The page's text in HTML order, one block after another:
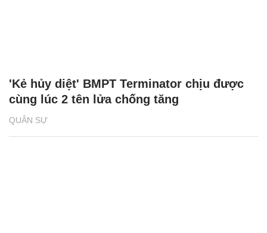
QUÂN SỰ
'Kẻ hủy diệt' BMPT Terminator chịu được
cùng lúc 2 tên lửa chống tăng